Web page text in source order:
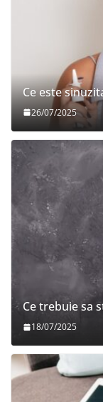
Ce este
26/07/2025
Ce trebuie sa
18/07/2025